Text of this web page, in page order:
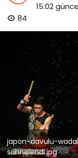
15:02
84
japon-davulu-
sahnelendi.jpg